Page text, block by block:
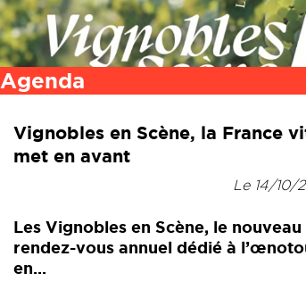
Agenda
Vignobles en Scène, la France
met en avant
Le 14/10/
Les Vignobles en Scène, le
rendez-vous annuel dédié à
en...